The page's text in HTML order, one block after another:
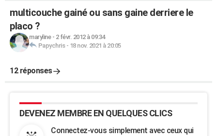
multicouche gainé ou sans gaine derriere le
placo ?
maryline- 2 févr. 2012 à 09:34
Papychris- 18 nov. 2021 à 20:05
12 réponses
DEVENEZ MEMBRE EN QUELQUES CLICS
Connectez-vous simplement avec ceux qui